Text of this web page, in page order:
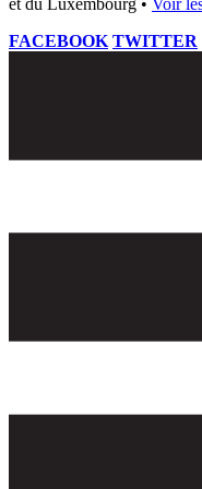
et du Luxembourg • Voir
FACEBOOK TWITTER